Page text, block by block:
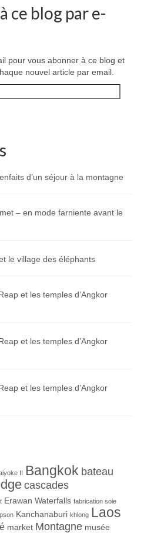
ce blog par e-
pour vous abonner à ce blog et
nouvel article par email.
d’un séjour à la montagne
– en mode farniente avant le
le village des éléphants
et les temples d’Angkor
et les temples d’Angkor
et les temples d’Angkor
II Bangkok bateau
cascades
Erawan Waterfalls fabrication soie
Kanchanaburi khlong Laos
market Montagne musée